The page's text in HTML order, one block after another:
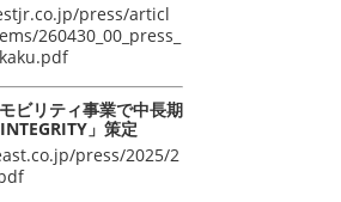
press/articl
260430_00_press_
リティ事業で中長期
」策定
press/2025/2